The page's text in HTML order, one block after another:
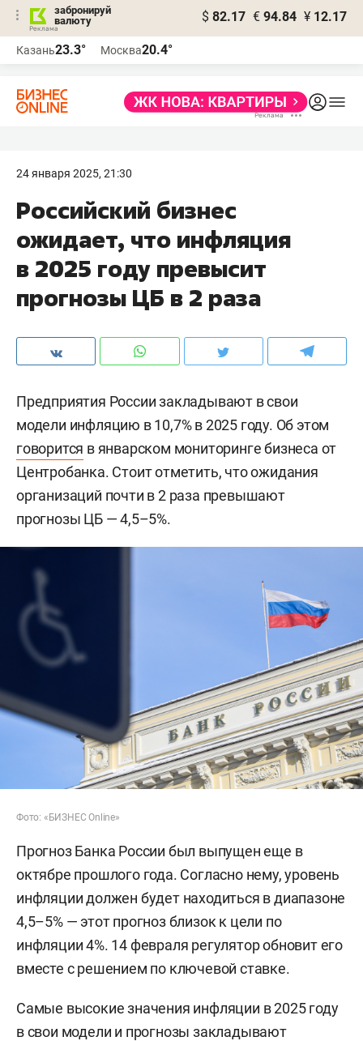
забронируй
валюту
$ 82.17 € 94.84 ¥ 12.17
Казань23.3° Москва20.4°
24 января 2025, 21:30
Российский бизнес
ожидает, что инфляция
в 2025 году превысит
прогнозы ЦБ в 2 раза
Предприятия России закладывают в свои
модели инфляцию в 10,7% в 2025 году. Об этом
говорится в январском мониторинге бизнеса от
Центробанка. Стоит отметить, что ожидания
организаций почти в 2 раза превышают
прогнозы ЦБ — 4,5–5%.
Фото: «БИЗНЕС Online»
Прогноз Банка России был выпущен еще в
октябре прошлого года. Согласно нему, уровень
инфляции должен будет находиться в диапазоне
4,5–5% — этот прогноз близок к цели по
инфляции 4%. 14 февраля регулятор обновит его
вместе с решением по ключевой ставке.
Самые высокие значения инфляции в 2025 году
в свои модели и прогнозы закладывают